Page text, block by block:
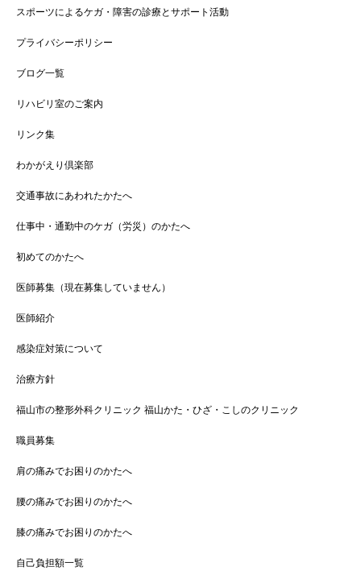
スポーツによるケガ・障害の診療とサポート活動
プライバシーポリシー
ブログ一覧
リハビリ室のご案内
リンク集
わかがえり倶楽部
交通事故にあわれたかたへ
仕事中・通勤中のケガ（労災）のかたへ
初めてのかたへ
医師募集（現在募集していません）
医師紹介
感染症対策について
治療方針
福山市の整形外科クリニック 福山かた・ひざ・こしのクリニック
職員募集
肩の痛みでお困りのかたへ
腰の痛みでお困りのかたへ
膝の痛みでお困りのかたへ
自己負担額一覧